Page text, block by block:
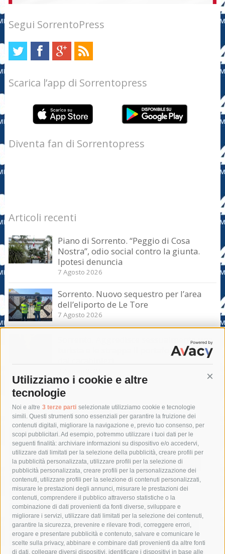
Utilizziamo i cookie e altre
tecnologie
Noi e altre 3 terze parti selezionate utilizziamo cookie e tecnologie
simili. Questi strumenti sono essenziali per garantire la fruizione dei
contenuti digitali, migliorare la navigazione e, previo tuo consenso, per
scopi pubblicitari. Ad esempio, potremmo utilizzare i tuoi dati per le
seguenti finalità: archiviare informazioni su dispositivo e/o accedervi,
utilizzare dati limitati per la selezione della pubblicità, creare profili per
la pubblicità personalizzata, utilizzare profili per la selezione di
pubblicità personalizzata, creare profili per la personalizzazione dei
contenuti, utilizzare profili per la selezione di contenuti personalizzati,
misurare le prestazioni degli annunci, misurare le prestazioni dei
contenuti, comprendere il pubblico attraverso statistiche o la
combinazione di dati provenienti da fonti diverse, sviluppare e
migliorare i servizi, utilizzare dati limitati per la selezione dei contenuti,
garantire la sicurezza, prevenire e rilevare frodi, correggere errori,
erogare e presentare pubblicità e contenuto, salvare e comunicare le
scelte sulla privacy, abbinare e combinare dati provenienti da altre fonti
di dati, collegare diversi dispositivi, identificare i dispositivi in base alle
Segui SorrentoPress
Scarica l’app di Sorrentopress
Diventa fan di Sorrentopress
Articoli recenti
Piano di Sorrento. “Peggio di Cosa
Nostra”, odio social contro la giunta.
Ipotesi denuncia
7 Agosto 2026
Sorrento. Nuovo sequestro per l’area
dell’eliporto de Le Tore
7 Agosto 2026
Sorrento. Aggredisce sessualmente una
turista e le strappa il portafogli, fermato
Tag
acqua allerta meteo
anas
area marina protetta di punta campanella
arresto
Asl Napoli 3 sud
capitaneria di porto capri
carabinieri
castellammare di stabia
circumvesuviana
comune di sorrento
concerto
contagi
costiera amalfitana
covid-19 eav
elezioni
fondazione sorrento
gori guardia costiera
incidente
lavori
lorenzo balducelli mare
massa lubrense